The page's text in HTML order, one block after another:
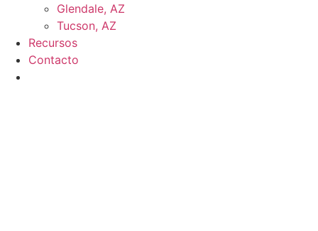
Glendale, AZ
Tucson, AZ
Recursos
Contacto